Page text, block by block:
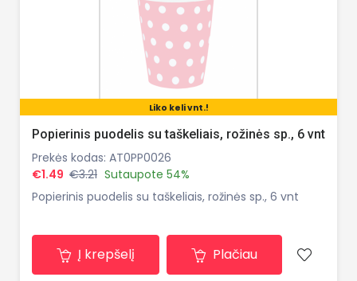
Liko keli vnt.!
Popierinis puodelis su taškeliais, rožinės sp., 6 vnt
Prekės kodas: AT0PP0026
€1.49 €3.21 Sutaupote 54%
Popierinis puodelis su taškeliais, rožinės sp., 6 vnt
Į krepšelį Plačiau